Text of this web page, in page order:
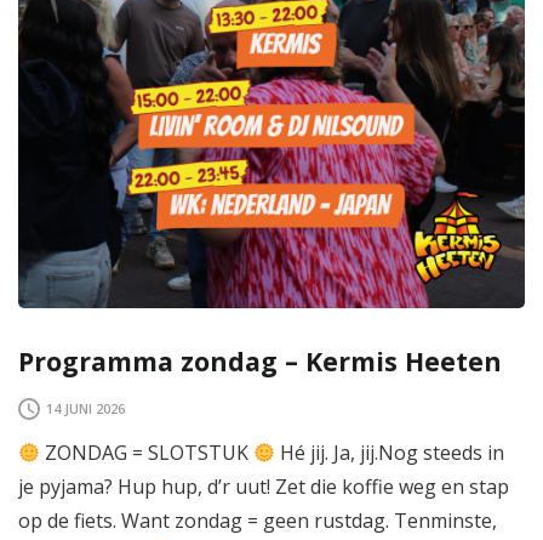
Programma zondag – Kermis Heeten
14 JUNI 2026
ZONDAG = SLOTSTUK
Hé jij. Ja, jij.Nog steeds in
je pyjama? Hup hup, d’r uut! Zet die koffie weg en stap
op de fiets. Want zondag = geen rustdag. Tenminste,